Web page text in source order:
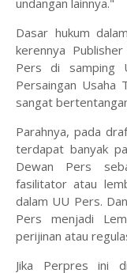
undangan lainnya."
Dasar hukum
kerennya
Pers di samping
Persaingan Usaha
sangat
Parahnya, pada
terdapat banyak
Dewan Pers
fasilitator atau
dalam UU Pers.
Pers menjadi
perijinan atau
Jika Perpres ini